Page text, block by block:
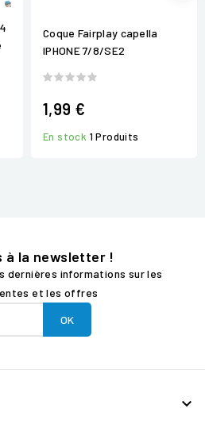
Coque Fairplay capella
IPHONE 7/8/SE2
1,99 €
En stock 1 Produits
à la newsletter !
dernières informations sur les
et les offres
